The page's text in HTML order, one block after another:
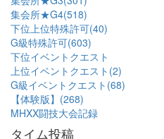
集会所★G4(518)
下位上位特殊許可(40)
G級特殊許可(603)
下位イベントクエスト
上位イベントクエスト(2)
G級イベントクエスト(68)
【体験版】(268)
MHXX闘技大会記録
タイム投稿